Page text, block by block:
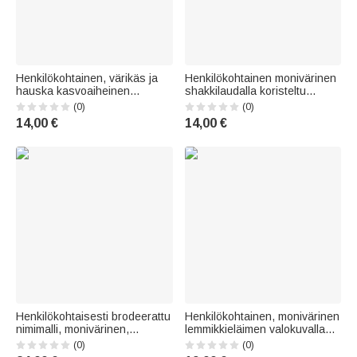
Henkilökohtainen, värikäs ja
hauska kasvoaiheinen
uimamyssy, jossa on nimi –
mukava uimamyssy uima-
altaan juhliin, uintiin ja
naisille, ystäville ja
(0)
14,00 €
Henkilökohtainen monivärinen
shakkilaudalla koristeltu
kukkakuvioinen valokuvallinen
mukava uimamyssy –
uintitarvikkeet,
naisille ja lapsille
(0)
14,00 €
Henkilökohtaisesti brodeerattu
nimimalli, monivärinen,
säädettävä lemmikkien
aurinkohattu, jossa on korva-
(0)
Henkilökohtainen, monivärinen
lemmikkieläimen valokuvalla
varustettu kalastusaiheinen
100 % puuvillainen baseball-
(0)